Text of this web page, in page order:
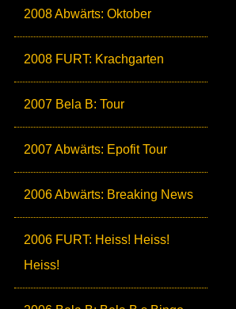
2008 Abwärts: Oktober
2008 FURT: Krachgarten
2007 Bela B: Tour
2007 Abwärts: Epofit Tour
2006 Abwärts: Breaking News
2006 FURT: Heiss! Heiss!
Heiss!